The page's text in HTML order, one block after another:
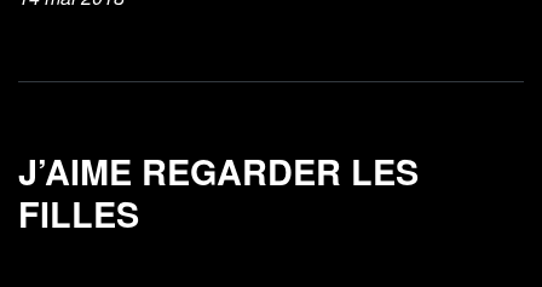
J’AIME REGARDER LES
FILLES